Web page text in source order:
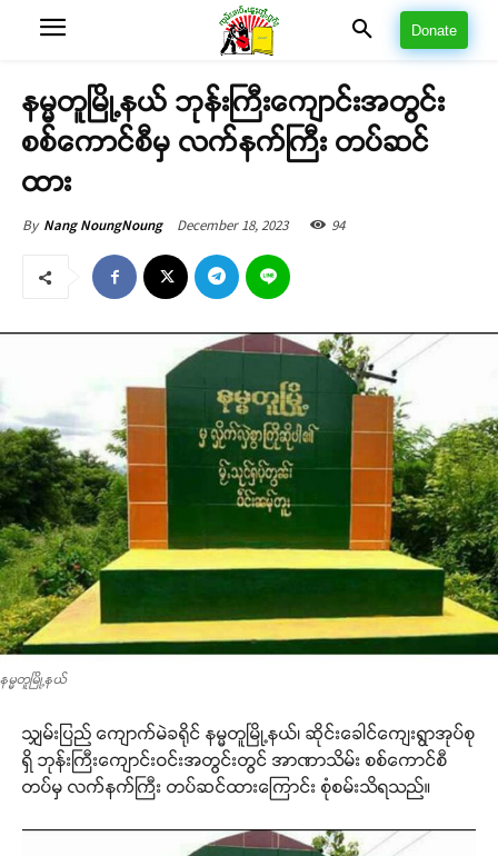
Donate
နမ္မတူမြို့နယ် ဘုန်းကြီးကျောင်းအတွင်း
စစ်ကောင်စီမှ လက်နက်ကြီး တပ်ဆင်
ထား
By Nang NoungNoung December 18, 2023 94
နမ္မတူမြို့နယ်
သျှမ်းပြည် ကျောက်မဲခရိုင် နမ္မတူမြို့နယ်၊ ဆိုင်းခေါင်ကျေးရွာအုပ်စု
ရှိ ဘုန်းကြီးကျောင်းဝင်းအတွင်းတွင် အာဏာသိမ်း စစ်ကောင်စီ
တပ်မှ လက်နက်ကြီး တပ်ဆင်ထားကြောင်း စုံစမ်းသိရသည်။